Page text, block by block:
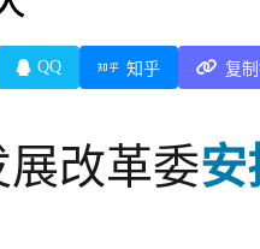
QQ 知乎 复
改革委安